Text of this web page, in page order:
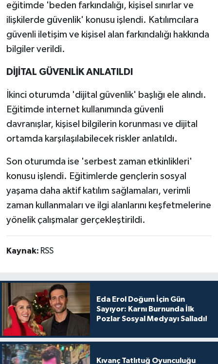
eğitimde 'beden farkındalığı, kişisel sınırlar ve
ilişkilerde güvenlik' konusu işlendi. Katılımcılara
güvenli iletişim ve kişisel alan farkındalığı hakkında
bilgiler verildi.
DİJİTAL GÜVENLİK ANLATILDI
İkinci oturumda 'dijital güvenlik' başlığı ele alındı.
Eğitimde internet kullanımında güvenli
davranışlar, kişisel bilgilerin korunması ve dijital
ortamda karşılaşılabilecek riskler anlatıldı.
Son oturumda ise 'serbest zaman etkinlikleri'
konusu işlendi. Eğitimlerde gençlerin sosyal
yaşama daha aktif katılım sağlamaları, verimli
zaman kullanmaları ve ilgi alanlarını keşfetmelerine
yönelik çalışmalar gerçekleştirildi.
Kaynak: RSS
Eda Erol Doğum İçin Gün
Sayıyor: Karnı Burnunda İlk
Pozlar Sosyal Medyayı Salladı!
Kıvanç Tatlıtuğ Oyunculuğu